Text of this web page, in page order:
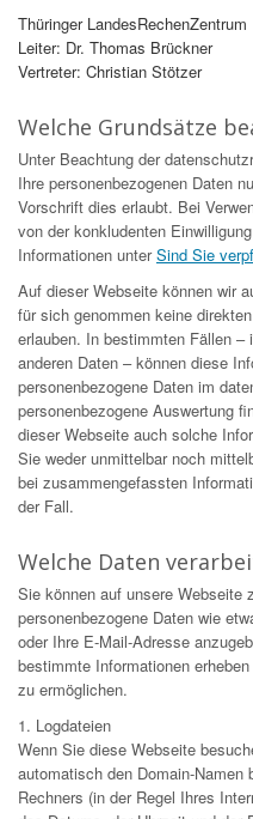
Thüringer LandesRechenZentrum
Leiter: Dr. Thomas Brückner
Vertreter: Christian Stötzer
Welche Grundsätze
Unter Beachtung der
Ihre personenbezogenen Daten
Vorschrift dies erlaubt. Bei
von der konkludenten
Informationen unterSind Sie
Auf dieser Webseite können wir
für sich genommen keine
erlauben. In bestimmten Fällen
anderen Daten – können diese
personenbezogene Daten im
personenbezogene Auswertung
dieser Webseite auch solche
Sie weder unmittelbar noch
bei zusammengefassten
der Fall.
Welche Daten
Sie können auf unsere Webseite
personenbezogene Daten wie
oder Ihre E-Mail-Adresse
bestimmte Informationen
zu ermöglichen.
1. Logdateien
Wenn Sie diese Webseite
automatisch den Domain-Namen
Rechners (in der Regel Ihres